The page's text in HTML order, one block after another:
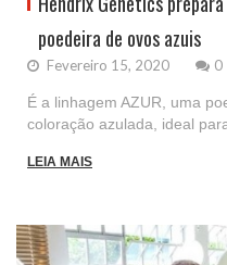
poedeira de ovos azuis
Fevereiro 15, 2020 0
É a linhagem AZUR, uma
coloração azulada, ideal
LEIA MAIS